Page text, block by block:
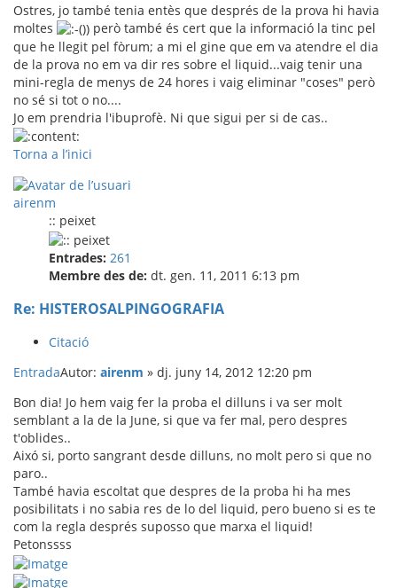
Ostres, jo també tenia entès que després de la prova hi havia
moltes
però també és cert que la informació la tinc pel
que he llegit pel fòrum; a mi el gine que em va atendre el dia
de la prova no em va dir res sobre el liquid...vaig tenir una
mini-regla de menys de 24 hores i vaig eliminar "coses" però
no sé si tot o no....
Jo em prendria l'ibuprofè. Ni que sigui per si de cas..
Torna a l’inici
airenm
:: peixet
Entrades: 261
Membre des de: dt. gen. 11, 2011 6:13 pm
Re: HISTEROSALPINGOGRAFIA
Citació
EntradaAutor: airenm » dj. juny 14, 2012 12:20 pm
Bon dia! Jo hem vaig fer la proba el dilluns i va ser molt
semblant a la de la June, si que va fer mal, pero despres
t'oblides..
Aixó si, porto sangrant desde dilluns, no molt pero si que no
paro..
També havia escoltat que despres de la proba hi ha mes
posibilitats i no sabia res de lo del liquid, pero bueno si es te
com la regla després suposso que marxa el liquid!
Petonssss